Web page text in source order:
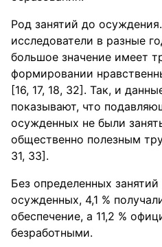
Род занятий до
исследователи в разные
большое значение имеет
формировании
[16, 17, 18, 32]. Так, и
показывают, что
осужденных не были
общественно полезным
31, 33].
Без определенных
осужденных, 4,1 %
обеспечение, а 11,2 %
безработными.